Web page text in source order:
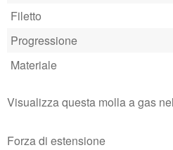
Filetto
Progressione
Materiale
Visualizza questa molla a gas
Forza di estensione